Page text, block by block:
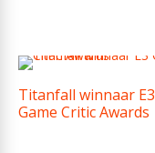
Titanfall winnaar E3
Game Critic Awards